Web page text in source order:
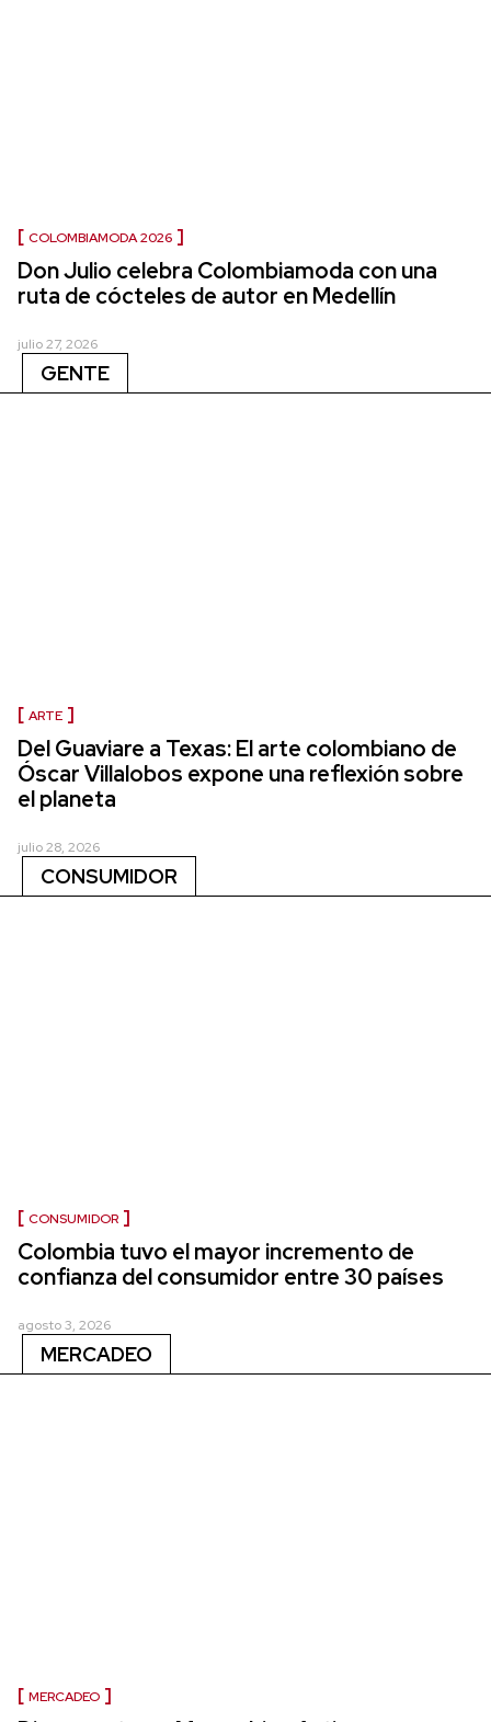
COLOMBIAMODA 2026
Don Julio celebra Colombiamoda con una
ruta de cócteles de autor en Medellín
julio 27, 2026
GENTE
ARTE
Del Guaviare a Texas: El arte colombiano de
Óscar Villalobos expone una reflexión sobre
el planeta
julio 28, 2026
CONSUMIDOR
CONSUMIDOR
Colombia tuvo el mayor incremento de
confianza del consumidor entre 30 países
agosto 3, 2026
MERCADEO
MERCADEO